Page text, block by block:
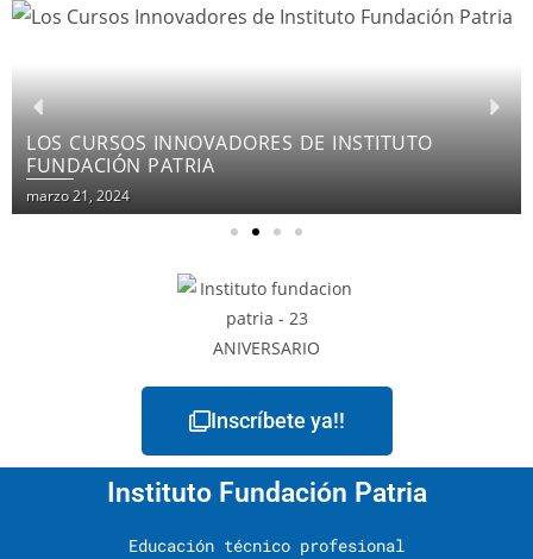
LOS CURSOS INNOVADORES DE INSTITUTO
FUNDACIÓN PATRIA
marzo 21, 2024
Inscríbete ya!!
Instituto Fundación Patria
Educación técnico profesional